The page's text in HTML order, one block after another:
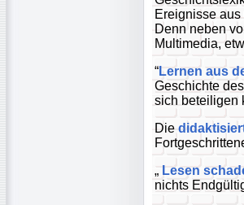
Ereignisse
Denn neben
Multimedia,
“Lernen aus
Geschichte
sich beteiligen
Die
„ Lesen
nichts